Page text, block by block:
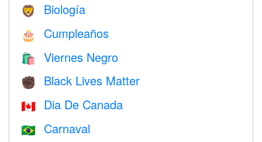
🦁 Biología
🎂 Cumpleaños
🛍 Viernes Negro
✊🏿 Black Lives Matter
🇨🇦 Dia De Canada
🇧🇷 Carnaval